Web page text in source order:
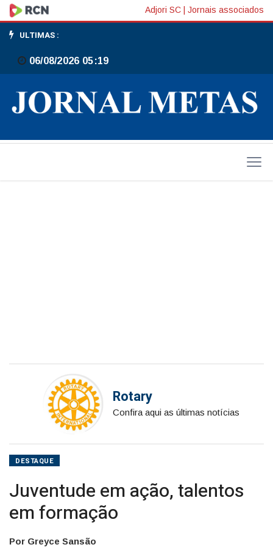
Juventude
em
ação,
talentos
em
formação
Adjori SC Jornais associados
ULTIMAS :
06/08/2026 05:19
Rotary
Confira aqui as últimas notícias
DESTAQUE
Juventude em ação, talentos
em formação
Por Greyce Sansão